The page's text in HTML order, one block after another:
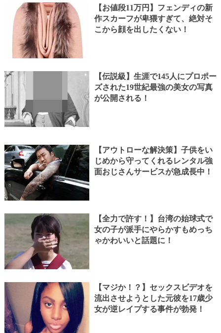
【お値段11万円】フェンディの新
作スカーフが卑猥すぎて、絶対そ
こから顔を出したくない！
【伝説級】生涯で145人にプロポー
ズされた19世紀最強の美女の写真
が公開される！
【アウトローな解決策】子供をい
じめから守ってくれるレンタル強
面おじさんサービスが急成長中！
【全力で許す！】台湾の始球式で
女の子が派手にやらかすもめっち
ゃかわいいと話題に！
【マジか！？】セックスビデオを
流出させようとした元彼を17歳少
女が逆レイプする事件が勃発！